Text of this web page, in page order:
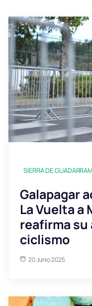
SIERRA DE
Galapagar
La Vuelta a
reafirma su
ciclismo
20 Junio 2025